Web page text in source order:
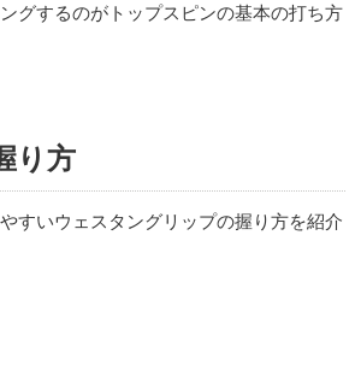
ングするのがトップスピンの基本の打ち方
り方
すいウェスタングリップの握り方を紹介